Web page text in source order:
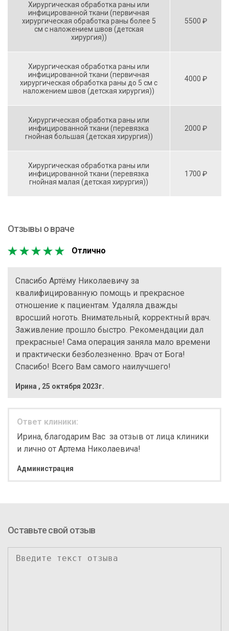
Хирургическая обработка раны или
инфицированной ткани (первичная
хирургическая обработка раны более 5
см с наложением швов (детская
хирургия))
5500 ₽
Хирургическая обработка раны или
инфицированной ткани (первичная
хирургическая обработка раны до 5 см с
наложением швов (детская хирургия))
4000 ₽
Хирургическая обработка раны или
инфицированной ткани (перевязка
гнойная большая (детская хирургия))
2000 ₽
Хирургическая обработка раны или
инфицированной ткани (перевязка
гнойная малая (детская хирургия))
1700 ₽
Отзывы о враче
Отлично
Спасибо Артёму Николаевичу за
квалифицированную помощь и прекрасное
отношение к пациентам. Удаляла дважды
вросший ноготь. Внимательный, корректный врач.
Заживление прошло быстро. Рекомендации дал
прекрасные! Сама операция заняла мало времени
и практически безболезненно. Врач от Бога!
Спасибо! Всего Вам самого наилучшего!
Ирина , 25 октября 2023г.
Ответ клиники:
Ирина, благодарим Вас за отзыв от лица клиники
и лично от Артема Николаевича!
Администрация
Оставьте свой отзыв